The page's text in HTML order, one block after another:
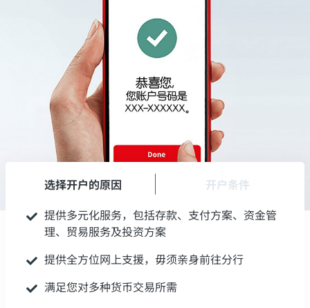
选择开户的原因
开户条件
提供多元化服务，包括存款、支付方案、资金管
理、贸易服务及投资方案
提供全方位网上支援，毋须亲身前往分行
满足您对多种货币交易所需